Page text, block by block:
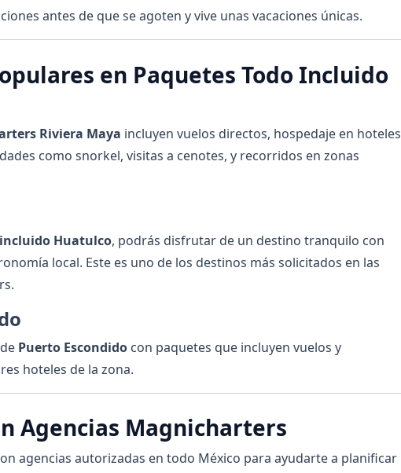
antes de que se agoten y vive unas vacaciones únicas.
en Paquetes Todo Incluido
Riviera Maya incluyen vuelos directos, hospedaje en hoteles
como snorkel, visitas a cenotes, y recorridos en zonas
Huatulco, podrás disfrutar de un destino tranquilo con
local. Este es uno de los destinos más solicitados en las
Puerto Escondidocon paquetes que incluyen vuelos y
hoteles de la zona.
Agencias Magnicharters
agencias autorizadas en todo México para ayudarte a planificar